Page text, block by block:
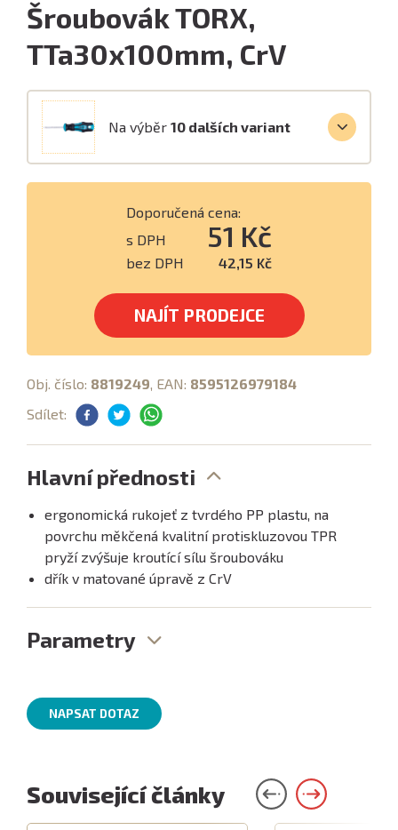
Šroubovák TORX,
TTa30x100mm, CrV
Na výběr 10 dalších variant
Doporučená cena:
s DPH
51 Kč
bez DPH 42,15 Kč
NAJÍT PRODEJCE
Obj. číslo: 8819249, EAN: 8595126979184
Sdílet:
Hlavní přednosti
ergonomická rukojeť z tvrdého PP plastu, na
povrchu měkčená kvalitní protiskluzovou TPR
pryží zvýšuje kroutící sílu šroubováku
dřík v matované úpravě z CrV
Parametry
NAPSAT DOTAZ
Související články